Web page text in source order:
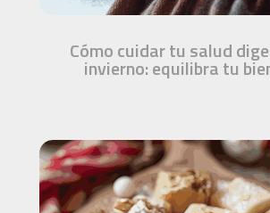
Cómo cuidar tu salud
invierno: equilibra tu